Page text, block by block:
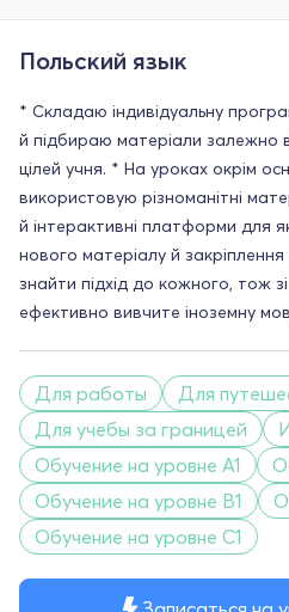
Польский язык
* Складаю індивідуальну
й підбираю матеріали залежно
цілей учня. * На уроках окрім
використовую різноманітні
й інтерактивні платформи для
нового матеріалу й
знайти підхід до кожного, тож
ефективно вивчите іноземну
Для работы
Для
Для учебы за границей
Обучение на уровне A1
Обучение на уровне B1
Обучение на уровне C1